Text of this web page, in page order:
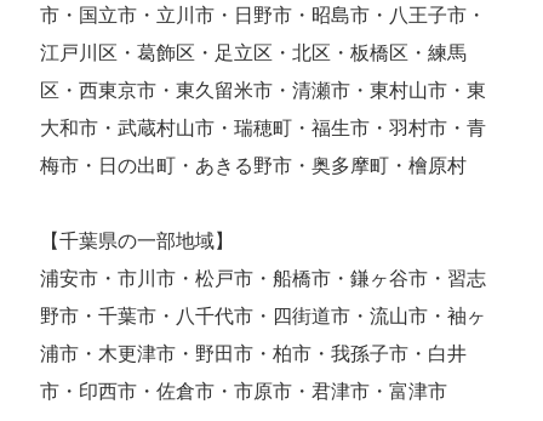
市・国立市・立川市・日野市・昭島市・八王子市・
江戸川区・葛飾区・足立区・北区・板橋区・練馬
区・西東京市・東久留米市・清瀬市・東村山市・東
大和市・武蔵村山市・瑞穂町・福生市・羽村市・青
梅市・日の出町・あきる野市・奥多摩町・檜原村
【千葉県の一部地域】
浦安市・市川市・松戸市・船橋市・鎌ヶ谷市・習志
野市・千葉市・八千代市・四街道市・流山市・袖ヶ
浦市・木更津市・野田市・柏市・我孫子市・白井
市・印西市・佐倉市・市原市・君津市・富津市